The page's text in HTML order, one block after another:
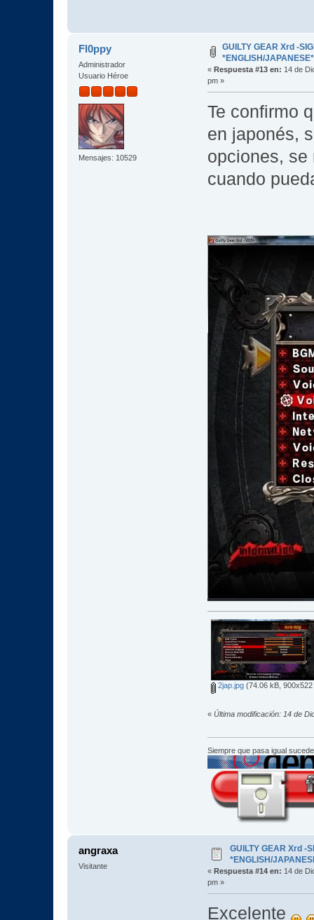
Fl0ppy
Administrador
Usuario Héroe
Mensajes: 10529
GUILTY GEAR Xrd -
*ENGLISH/
« Respuesta #13 en: 14 de
pm »
Te confirmo
en japonés,
opciones, se
cuando
2jap.jpg(74.06 kB,
« Última modificación: 14 de
Siempre que pasa igual
angraxa
Visitante
GUILTY GEAR Xrd -
*ENGLISH/
« Respuesta #14 en: 14 de
pm »
Excelente